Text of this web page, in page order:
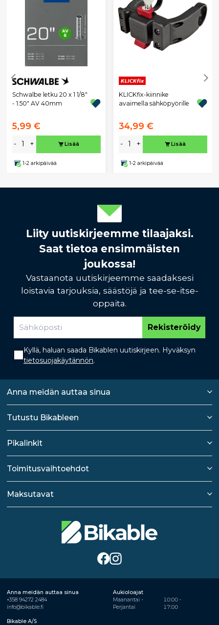
Schwalbe letku 20 x 1 1/8"
- 1.50" AV 40mm
5,99 €
- + Lisää
1-2 arkipäivää
KLICKfix-kiinnike
avaimella sähköpyörille
34,99 €
- + Lisää
1-2 arkipäivää
Liity uutiskirjeemme tilaajaksi.
Saat tietoa ensimmäisten
joukossa!
Vastaanota uutiskirjeemme saadaksesi
loistavia tarjouksia, säästöjä ja tee-se-itse-
oppaita.
Rekisteröidy
Kyllä, haluan saada Bikablen uutiskirjeen. Hyväksyn
tietosuojakäytännön.
Anna meidän auttaa sinua
Tutustu Bikableen
Pikalinkit
Toimitusvaihtoehdot
Maksutavat
Anna meidän auttaa sinua
+358 94272 2484
info@bikable.fi
Aukioloajat
Maanantai -
Perjantai
10:00 -
17:00
Bikable A/S